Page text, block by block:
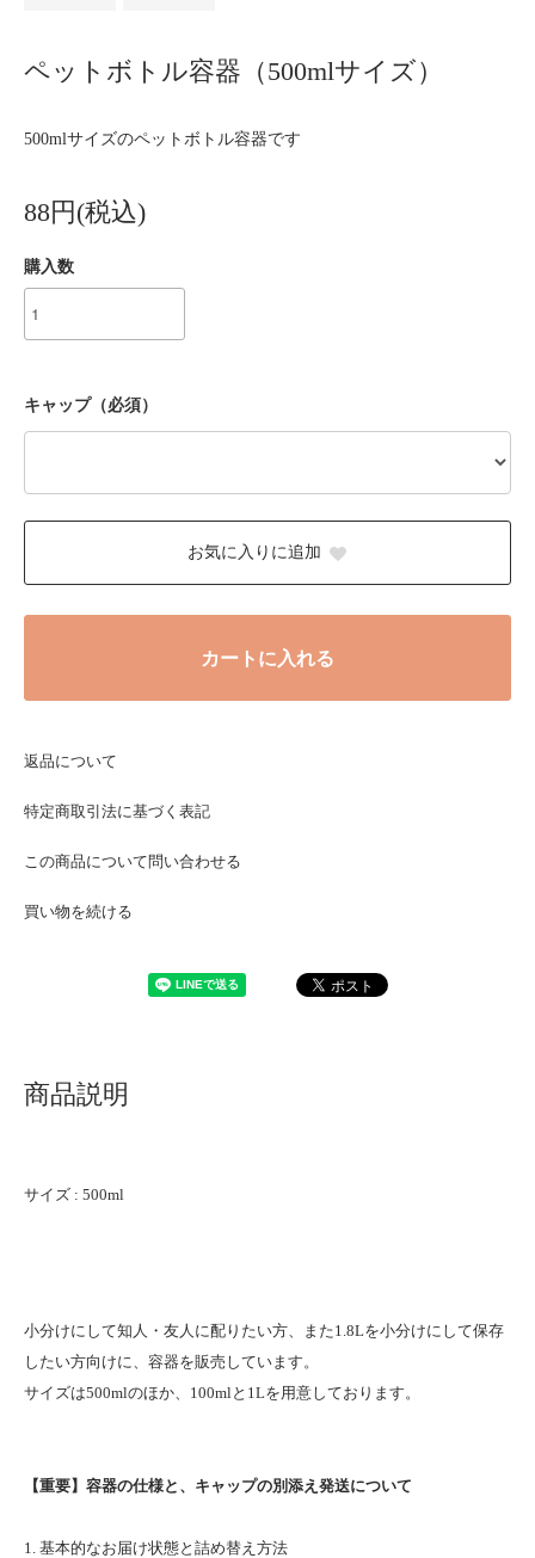
ペットボトル容器（500mlサイズ）
500mlサイズのペットボトル容器です
88円(税込)
購入数
キャップ（必須）
お気に入りに追加
カートに入れる
返品について
特定商取引法に基づく表記
この商品について問い合わせる
買い物を続ける
商品説明
サイズ : 500ml
小分けにして知人・友人に配りたい方、また1.8Lを小分けにして保存
したい方向けに、容器を販売しています。
サイズは500mlのほか、100mlと1Lを用意しております。
【重要】容器の仕様と、キャップの別添え発送について
1. 基本的なお届け状態と詰め替え方法